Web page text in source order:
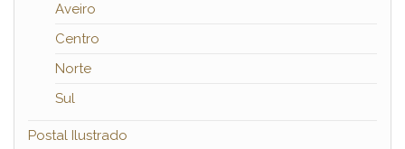
Aveiro
Centro
Norte
Sul
Postal Ilustrado